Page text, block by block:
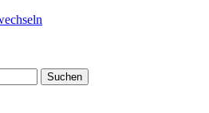
Suchen